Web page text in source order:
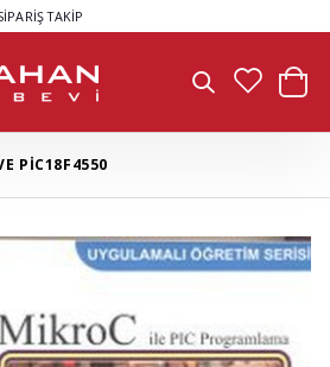
TAKİP
PİC18F4550